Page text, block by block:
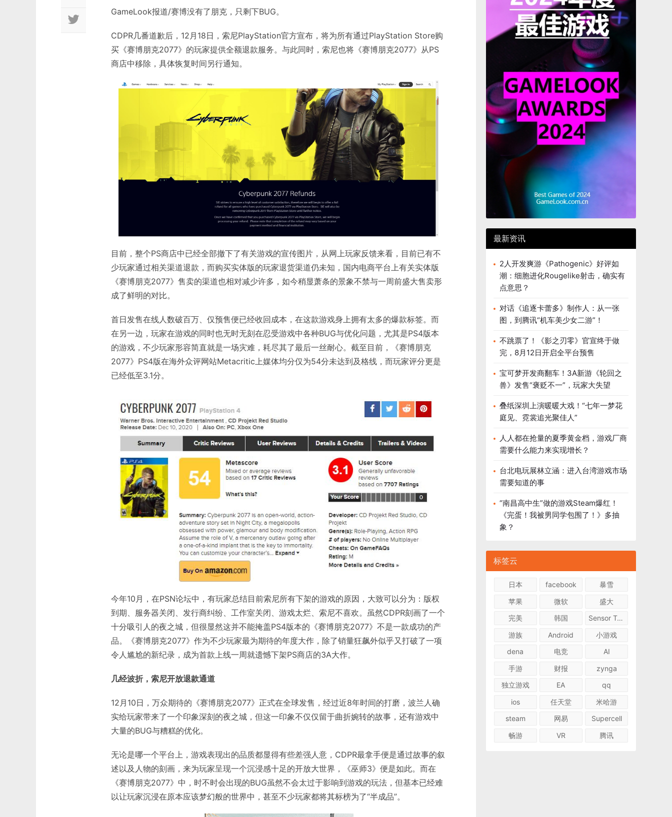
GameLook报道/赛博没有了朋克，只剩下BUG。
CDPR几番道歉后，12月18日，索尼PlayStation官方宣布，将为所有通过PlayStation Store购
买《赛博朋克2077》的玩家提供全额退款服务。与此同时，索尼也将《赛博朋克2077》从PS
商店中移除，具体恢复时间另行通知。
目前，整个PS商店中已经全部撤下了有关游戏的宣传图片，从网上玩家反馈来看，目前已有不
少玩家通过相关渠道退款，而购买实体版的玩家退货渠道仍未知，国内电商平台上有关实体版
《赛博朋克2077》售卖的渠道也相对减少许多，如今稍显萧条的景象不禁与一周前盛大售卖形
成了鲜明的对比。
首日发售在线人数破百万、仅预售便已经收回成本，在这款游戏身上拥有太多的爆款标签。而
在另一边，玩家在游戏的同时也无时无刻在忍受游戏中各种BUG与优化问题，尤其是PS4版本
的游戏，不少玩家形容简直就是一场灾难，耗尽其了最后一丝耐心。截至目前，《赛博朋克
2077》PS4版在海外众评网站Metacritic上媒体均分仅为54分未达到及格线，而玩家评分更是
已经低至3.1分。
今年10月，在PSN论坛中，有玩家总结目前索尼所有下架的游戏的原因，大致可以分为：版权
到期、服务器关闭、发行商纠纷、工作室关闭、游戏太烂、索尼不喜欢。虽然CDPR刻画了一个
十分吸引人的夜之城，但很显然这并不能掩盖PS4版本的《赛博朋克2077》不是一款成功的产
品。《赛博朋克2077》作为不少玩家最为期待的年度大作，除了销量狂飙外似乎又打破了一项
令人尴尬的新纪录，成为首款上线一周就遗憾下架PS商店的3A大作。
几经波折，索尼开放退款通道
12月10日，万众期待的《赛博朋克2077》正式在全球发售，经过近8年时间的打磨，波兰人确
实给玩家带来了一个印象深刻的夜之城，但这一印象不仅仅留于曲折婉转的故事，还有游戏中
大量的BUG与糟糕的优化。
无论是哪一个平台上，游戏表现出的品质都显得有些差强人意，CDPR最拿手便是通过故事的叙
述以及人物的刻画，来为玩家呈现一个沉浸感十足的开放大世界，《巫师3》便是如此。而在
《赛博朋克2077》中，时不时会出现的BUG虽然不会太过于影响到游戏的玩法，但基本已经难
以让玩家沉浸在原本应该梦幻般的世界中，甚至不少玩家都将其标榜为了“半成品”。
最新资讯
2人开发爽游《Pathogenic》好评如
潮：细胞进化Rougelike射击，确实有
点意思？
对话《追逐卡蕾多》制作人：从一张
图，到腾讯“机车美少女二游”！
不跳票了！《影之刃零》官宣终于做
完，8月12日开启全平台预售
宝可梦开发商翻车！3A新游《轮回之
兽》发售“褒贬不一”，玩家大失望
叠纸深圳上演暖暖大戏！“七年一梦花
庭见、霓裳追光聚佳人”
人人都在抢量的夏季黄金档，游戏厂商
需要什么能力来实现增长？
台北电玩展林立涵：进入台湾游戏市场
需要知道的事
“南昌高中生”做的游戏Steam爆红！
《完蛋！我被男同学包围了！》多抽
象？
标签云
日本 facebook
暴雪
苹果
微软
盛大
完美
韩国
Sensor Tower
游族
Android
小游戏
dena
电竞
AI
手游
财报
zynga
独立游戏
EA
qq
ios
任天堂
米哈游
steam
网易
Supercell
畅游
VR 腾讯